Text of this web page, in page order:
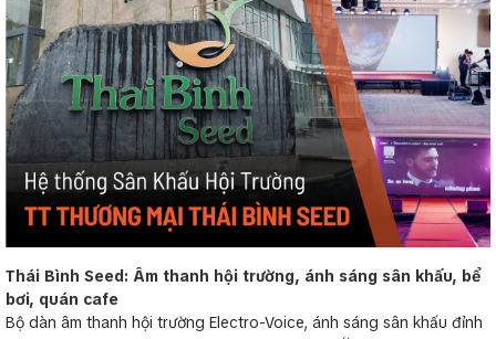
Thái Bình Seed: Âm thanh hội trường, ánh sáng sân khấu, bể
bơi, quán cafe
Bộ dàn âm thanh hội trường Electro-Voice, ánh sáng sân khấu đỉnh